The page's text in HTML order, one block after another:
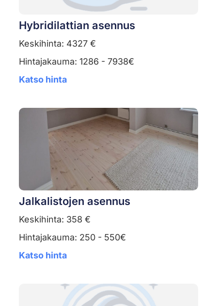
Hybridilattian asennus
Keskihinta: 4327 €
Hintajakauma: 1286 - 7938€
Katso hinta
Jalkalistojen asennus
Keskihinta: 358 €
Hintajakauma: 250 - 550€
Katso hinta